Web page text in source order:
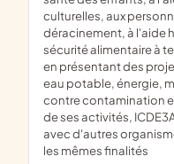
culturelles, aux
déracinement, à l'aide
sécurité alimentaire à
en présentant des
eau potable, énergie,
contre contamination
de ses activités,
avec d'autres
les mêmes finalités